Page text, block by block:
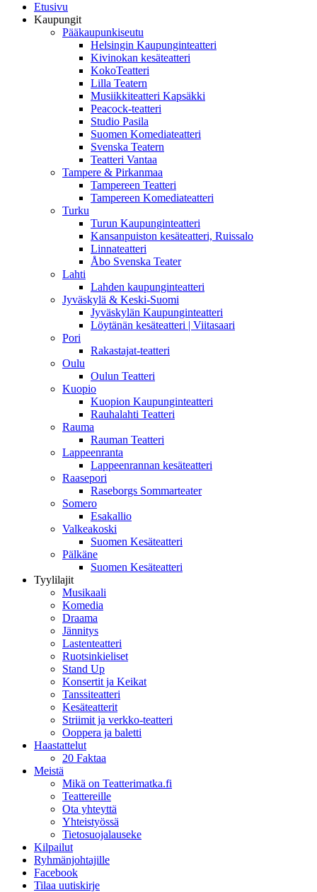
Etusivu
Kaupungit
Pääkaupunkiseutu
Helsingin Kaupunginteatteri
Kivinokan kesäteatteri
KokoTeatteri
Lilla Teatern
Musiikkiteatteri Kapsäkki
Peacock-teatteri
Studio Pasila
Suomen Komediateatteri
Svenska Teatern
Teatteri Vantaa
Tampere & Pirkanmaa
Tampereen Teatteri
Tampereen Komediateatteri
Turku
Turun Kaupunginteatteri
Kansanpuiston kesäteatteri, Ruissalo
Linnateatteri
Åbo Svenska Teater
Lahti
Lahden kaupunginteatteri
Jyväskylä & Keski-Suomi
Jyväskylän Kaupunginteatteri
Löytänän kesäteatteri | Viitasaari
Pori
Rakastajat-teatteri
Oulu
Oulun Teatteri
Kuopio
Kuopion Kaupunginteatteri
Rauhalahti Teatteri
Rauma
Rauman Teatteri
Lappeenranta
Lappeenrannan kesäteatteri
Raasepori
Raseborgs Sommarteater
Somero
Esakallio
Valkeakoski
Suomen Kesäteatteri
Pälkäne
Suomen Kesäteatteri
Tyylilajit
Musikaali
Komedia
Draama
Jännitys
Lastenteatteri
Ruotsinkieliset
Stand Up
Konsertit ja Keikat
Tanssiteatteri
Kesäteatterit
Striimit ja verkko-teatteri
Ooppera ja baletti
Haastattelut
20 Faktaa
Meistä
Mikä on Teatterimatka.fi
Teattereille
Ota yhteyttä
Yhteistyössä
Tietosuojalauseke
Kilpailut
Ryhmänjohtajille
Facebook
Tilaa uutiskirje